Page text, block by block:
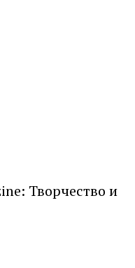
Творчество и